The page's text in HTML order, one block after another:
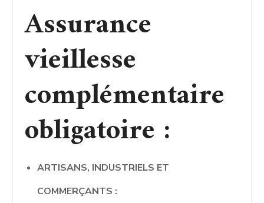
Assurance
vieillesse
complémentaire
obligatoire :
ARTISANS, INDUSTRIELS ET
COMMERÇANTS :